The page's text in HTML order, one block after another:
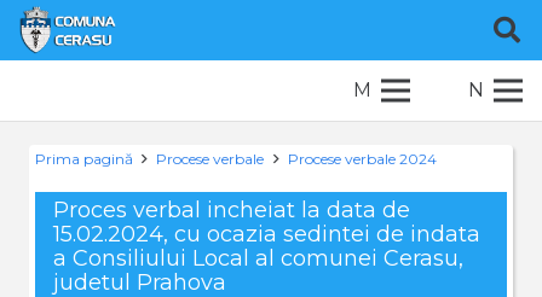
M N
Prima pagină Procese verbale Procese verbale 2024
Proces verbal incheiat la data de
15.02.2024, cu ocazia sedintei de indata
a Consiliului Local al comunei Cerasu,
judetul Prahova